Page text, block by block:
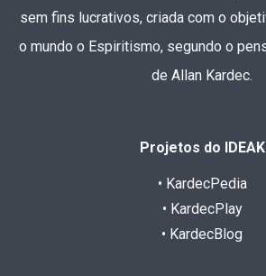
sem fins lucrativos, criada com o
o mundo o Espiritismo, segundo o
de Allan Kardec.
Projetos do IDEAK
• KardecPedia
• KardecPlay
• KardecBlog